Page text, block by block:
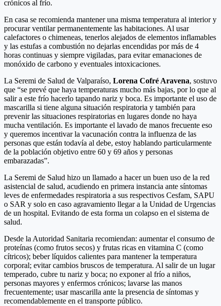
crónicos al frío.
En casa se recomienda mantener una misma temperatura al interior y
procurar ventilar permanentemente las habitaciones. Al usar
calefactores o chimeneas, tenerlos alejados de elementos inflamables
y las estufas a combustión no dejarlas encendidas por más de 4
horas continuas y siempre vigiladas, para evitar emanaciones de
monóxido de carbono y eventuales intoxicaciones.
La Seremi de Salud de Valparaíso, Lorena Cofré Aravena, sostuvo
que “se prevé que haya temperaturas mucho más bajas, por lo que al
salir a este frío hacerlo tapando nariz y boca. Es importante el uso de
mascarilla si tiene alguna situación respiratoria y también para
prevenir las situaciones respiratorias en lugares donde no haya
mucha ventilación. Es importante el lavado de manos frecuente eso
y queremos incentivar la vacunación contra la influenza de las
personas que están todavía al debe, estoy hablando particularmente
de la población objetivo entre 60 y 69 años y personas
embarazadas”.
La Seremi de Salud hizo un llamado a hacer un buen uso de la red
asistencial de salud, acudiendo en primera instancia ante síntomas
leves de enfermedades respiratoria a sus respectivos Cesfam, SAPU
o SAR y solo en caso agravamiento llegar a la Unidad de Urgencias
de un hospital. Evitando de esta forma un colapso en el sistema de
salud.
Desde la Autoridad Sanitaria recomiendan: aumentar el consumo de
proteínas (como frutos secos) y frutas ricas en vitamina C (como
cítricos); beber líquidos calientes para mantener la temperatura
corporal; evitar cambios bruscos de temperatura. Al salir de un lugar
temperado, cubre tu nariz y boca; no exponer al frío a niños,
personas mayores y enfermos crónicos; lavarse las manos
frecuentemente; usar mascarilla ante la presencia de síntomas y
recomendablemente en el transporte público.